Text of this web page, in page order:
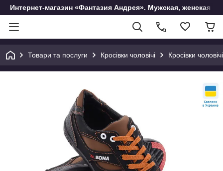
Интернет-магазин «Фантазия Андрея». Мужская, женская и
Товари та послуги Кросівки чоловічі Кросівки